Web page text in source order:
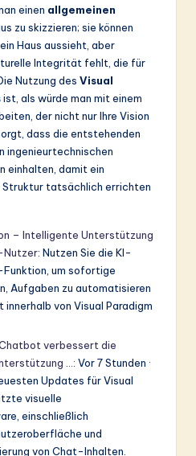
einen allgemeinen
zu skizzieren; sie können
Haus aussieht, aber
Integrität fehlt, die für
Nutzung des Visual
ist, als würde man mit einem
der nicht nur Ihre Vision
dass die entstehenden
ingenieurtechnischen
einhalten, damit ein
Struktur tatsächlich errichten
– Intelligente Unterstützung
Nutzer: Nutzen Sie die KI-
um sofortige
Aufgaben zu automatisieren
von Visual Paradigm
verbessert die
…: Vor 7 Stunden ·
Updates für Visual
visuelle
einschließlich
und
von Chat-Inhalten.